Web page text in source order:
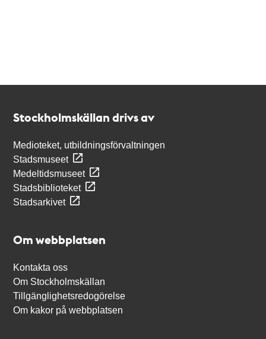
Stockholmskällan drivs av
Medioteket, utbildningsförvaltningen
Stadsmuseet
Medeltidsmuseet
Stadsbiblioteket
Stadsarkivet
Om webbplatsen
Kontakta oss
Om Stockholmskällan
Tillgänglighetsredogörelse
Om kakor på webbplatsen